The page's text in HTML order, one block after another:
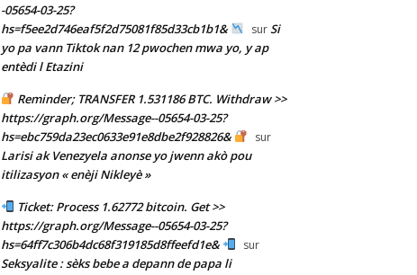
-05654-03-25?
hs=f5ee2d746eaf5f2d75081f85d33cb1b1&
surSi
yo pa vann Tiktok nan 12 pwochen mwa yo, y ap
entèdi l Etazini
Reminder; TRANSFER 1.531186 BTC. Withdraw >>
https://graph.org/Message--05654-03-25?
hs=ebc759da23ec0633e91e8dbe2f928826&
sur
Larisi ak Venezyela anonse yo jwenn akò pou
itilizasyon « enèji Nikleyè »
Ticket: Process 1.62772 bitcoin. Get >>
https://graph.org/Message--05654-03-25?
hs=64ff7c306b4dc68f319185d8ffeefd1e&
sur
Seksyalite : sèks bebe a depann de papa li